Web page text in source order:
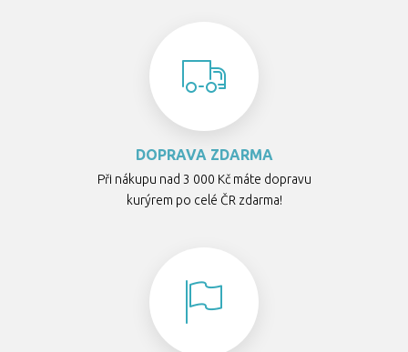
DOPRAVA ZDARMA
Při nákupu nad 3 000 Kč máte dopravu
kurýrem po celé ČR zdarma!